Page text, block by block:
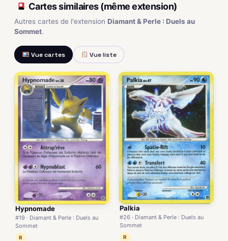
Cartes similaires (même extension)
Autres cartes de l'extension Diamant & Perle : Duels au
Sommet.
Vue cartes Vue liste
Hypnomade
#19 · Diamant & Perle : Duels au
Sommet
R
Palkia
#26 · Diamant & Perle : Duels au
Sommet
R